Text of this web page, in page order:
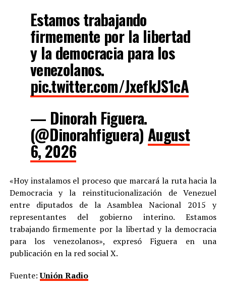
Estamos trabajando
firmemente por la libertad
y la democracia para los
venezolanos.
pic.twitter.com/JxefkJS1cA
— Dinorah Figuera.
(@Dinorahfiguera) August
6, 2026
«Hoy instalamos el proceso que marcará la ruta hacia la
Democracia y la reinstitucionalización de Venezuel
entre diputados de la Asamblea Nacional 2015 y
representantes del gobierno interino. Estamos
trabajando firmemente por la libertad y la democracia
para los venezolanos», expresó Figuera en una
publicación en la red social X.
Fuente:Unión Radio